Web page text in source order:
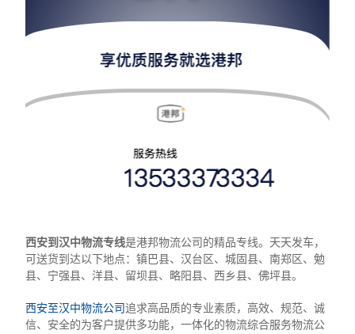
西安到汉中物流专线是港邦物流公司的精品专线。天天发车，
可送货到达以下地点：镇巴县、汉台区、城固县、南郑区、勉
县、宁强县、洋县、留坝县、略阳县、西乡县、佛坪县。
西安至汉中物流公司追求高品质的专业素质，高效、规范、诚
信、安全的为客户提供多功能，一体化的物流综合服务物流公